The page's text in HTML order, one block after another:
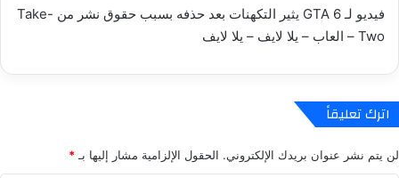
فيديو لـ GTA 6 يثير التكهنات بعد حذفه بسبب حقوق نشر من Take-
Two – العاب – يلا لايف – يلا لايف
اترك تعليقاً
لن يتم نشر عنوان بريدك الإلكتروني. الحقول الإلزامية مشار إليها بـ *